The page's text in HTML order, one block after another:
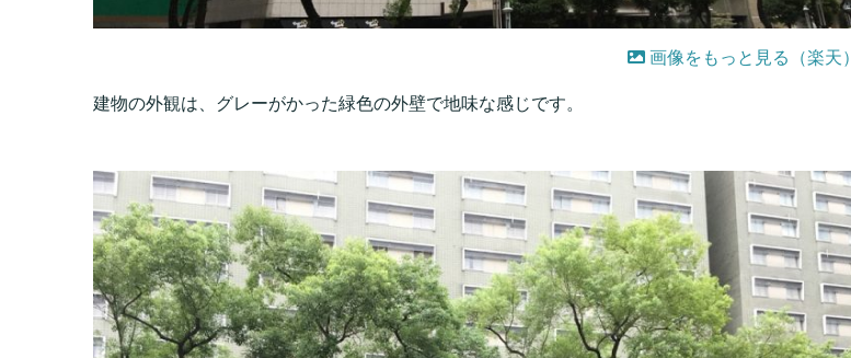
画像をもっと見る（楽天）
建物の外観は、グレーがかった緑色の外壁で地味な感じです。